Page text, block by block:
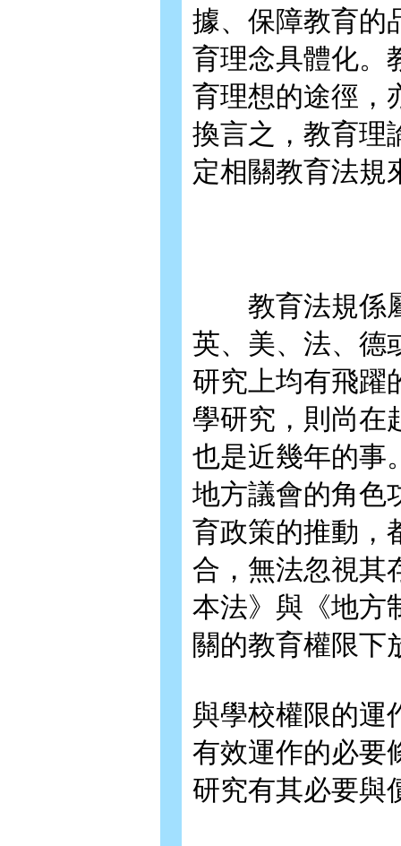
據、保障教育的
育理念具體化。
育理想的途徑，
換言之，教育理
定相關教育法規
教育法規係屬
英、美、法、德
研究上均有飛躍
學研究，則尚在
也是近幾年的事
地方議會的角色
育政策的推動，
合，無法忽視其
本法》與《地方
關的教育權限下
與學校權限的運
有效運作的必要
研究有其必要與